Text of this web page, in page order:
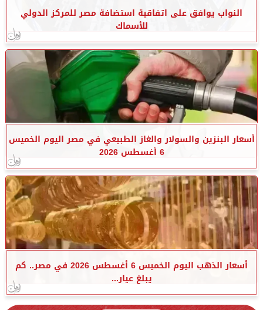
النواب يوافق على اتفاقية استضافة مصر للمركز الدولي
للأسماك
أسعار البنزين والسولار والغاز الطبيعي في مصر اليوم الخميس
6 أغسطس 2026
أسعار الذهب اليوم الخميس 6 أغسطس 2026 في مصر.. كم
يبلغ عيار...